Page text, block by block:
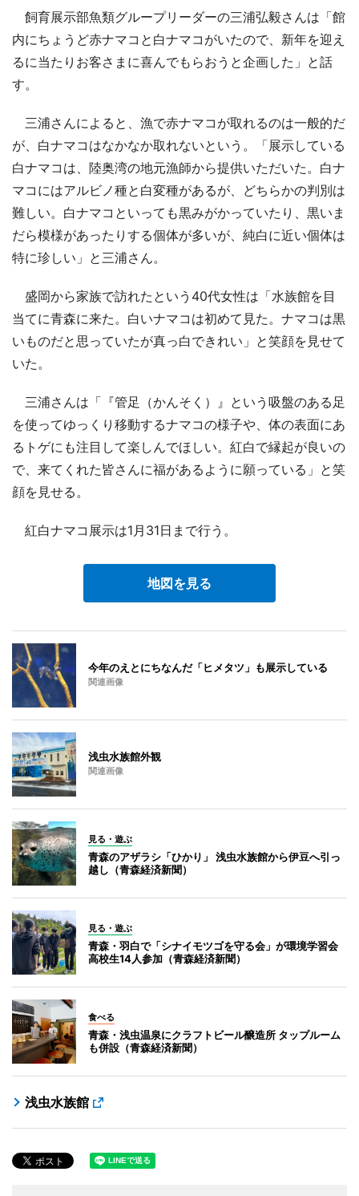
飼育展示部魚類グループリーダーの三浦弘毅さんは「館
内にちょうど赤ナマコと白ナマコがいたので、新年を迎え
るに当たりお客さまに喜んでもらおうと企画した」と話
す。
三浦さんによると、漁で赤ナマコが取れるのは一般的だ
が、白ナマコはなかなか取れないという。「展示している
白ナマコは、陸奥湾の地元漁師から提供いただいた。白ナ
マコにはアルビノ種と白変種があるが、どちらかの判別は
難しい。白ナマコといっても黒みがかっていたり、黒いま
だら模様があったりする個体が多いが、純白に近い個体は
特に珍しい」と三浦さん。
盛岡から家族で訪れたという40代女性は「水族館を目
当てに青森に来た。白いナマコは初めて見た。ナマコは黒
いものだと思っていたが真っ白できれい」と笑顔を見せて
いた。
三浦さんは「『管足（かんそく）』という吸盤のある足
を使ってゆっくり移動するナマコの様子や、体の表面にあ
るトゲにも注目して楽しんでほしい。紅白で縁起が良いの
で、来てくれた皆さんに福があるように願っている」と笑
顔を見せる。
紅白ナマコ展示は1月31日まで行う。
地図を見る
今年のえとにちなんだ「ヒメタツ」も展示している
関連画像
浅虫水族館外観
関連画像
見る・遊ぶ
青森のアザラシ「ひかり」 浅虫水族館から伊豆へ引っ
越し（青森経済新聞）
見る・遊ぶ
青森・羽白で「シナイモツゴを守る会」が環境学習会
高校生14人参加（青森経済新聞）
食べる
青森・浅虫温泉にクラフトビール醸造所 タップルーム
も併設（青森経済新聞）
浅虫水族館